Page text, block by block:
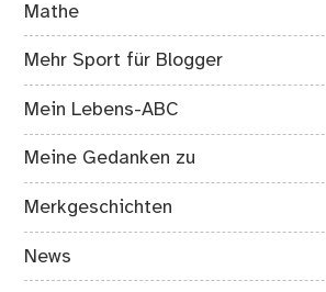
Mathe
Mehr Sport für Blogger
Mein Lebens-ABC
Meine Gedanken zu
Merkgeschichten
News